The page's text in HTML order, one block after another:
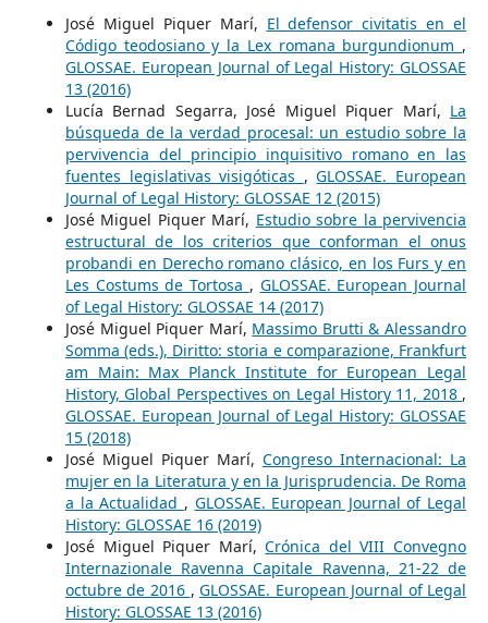
José Miguel Piquer Marí, El defensor civitatis en el
Código teodosiano y la Lex romana burgundionum ,
GLOSSAE. European Journal of Legal History: GLOSSAE
13 (2016)
Lucía Bernad Segarra, José Miguel Piquer Marí, La
búsqueda de la verdad procesal: un estudio sobre la
pervivencia del principio inquisitivo romano en las
fuentes legislativas visigóticas ,GLOSSAE. European
Journal of Legal History: GLOSSAE 12 (2015)
José Miguel Piquer Marí, Estudio sobre la pervivencia
estructural de los criterios que conforman el onus
probandi en Derecho romano clásico, en los Furs y en
Les Costums de Tortosa , GLOSSAE. European Journal
of Legal History: GLOSSAE 14 (2017)
José Miguel Piquer Marí, Massimo Brutti & Alessandro
Somma (eds.), Diritto: storia e comparazione, Frankfurt
am Main: Max Planck Institute for European Legal
History, Global Perspectives on Legal History 11, 2018 ,
GLOSSAE. European Journal of Legal History: GLOSSAE
15 (2018)
José Miguel Piquer Marí,Congreso Internacional: La
mujer en la Literatura y en la Jurisprudencia. De Roma
a la Actualidad , GLOSSAE. European Journal of Legal
History: GLOSSAE 16 (2019)
José Miguel Piquer Marí,Crónica del VIII Convegno
Internazionale Ravenna Capitale Ravenna, 21-22 de
octubre de 2016 ,GLOSSAE. European Journal of Legal
History: GLOSSAE 13 (2016)